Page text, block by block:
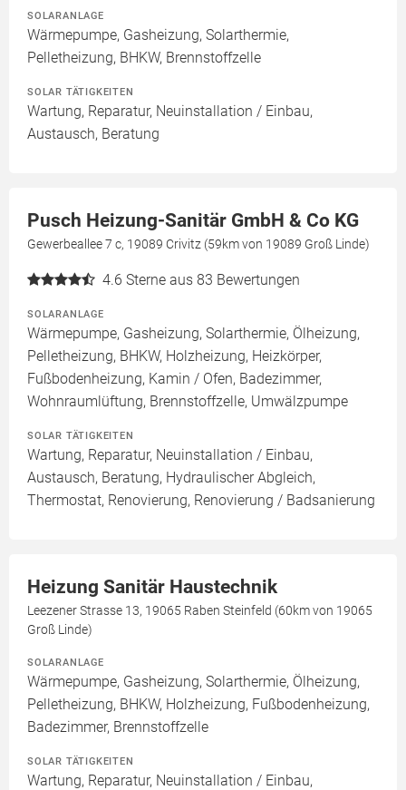
SOLARANLAGE
Wärmepumpe, Gasheizung, Solarthermie,
Pelletheizung, BHKW, Brennstoffzelle
SOLAR TÄTIGKEITEN
Wartung, Reparatur, Neuinstallation / Einbau,
Austausch, Beratung
Pusch Heizung-Sanitär GmbH & Co KG
Gewerbeallee 7 c, 19089 Crivitz (59km von 19089 Groß Linde)
4.6 Sterne aus 83 Bewertungen
SOLARANLAGE
Wärmepumpe, Gasheizung, Solarthermie, Ölheizung,
Pelletheizung, BHKW, Holzheizung, Heizkörper,
Fußbodenheizung, Kamin / Ofen, Badezimmer,
Wohnraumlüftung, Brennstoffzelle, Umwälzpumpe
SOLAR TÄTIGKEITEN
Wartung, Reparatur, Neuinstallation / Einbau,
Austausch, Beratung, Hydraulischer Abgleich,
Thermostat, Renovierung, Renovierung / Badsanierung
Heizung Sanitär Haustechnik
Leezener Strasse 13, 19065 Raben Steinfeld (60km von 19065
Groß Linde)
SOLARANLAGE
Wärmepumpe, Gasheizung, Solarthermie, Ölheizung,
Pelletheizung, BHKW, Holzheizung, Fußbodenheizung,
Badezimmer, Brennstoffzelle
SOLAR TÄTIGKEITEN
Wartung, Reparatur, Neuinstallation / Einbau,